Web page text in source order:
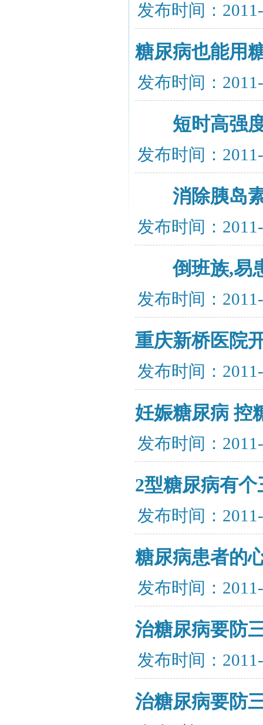
发布时间：
糖尿病也能用
发布时间：
短时高强度
发布时间：
消除胰岛素
发布时间：
倒班族,易
发布时间：
重庆新桥医院
发布时间：
妊娠糖尿病 控
发布时间：
2型糖尿病有个
发布时间：
糖尿病患者的
发布时间：
治糖尿病要防
发布时间：
治糖尿病要防